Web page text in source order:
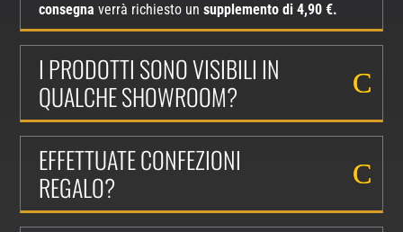
consegna verrà richiesto unsupplemento di 4,90 €.
I PRODOTTI SONO VISIBILI IN
QUALCHE SHOWROOM?
EFFETTUATE CONFEZIONI
REGALO?